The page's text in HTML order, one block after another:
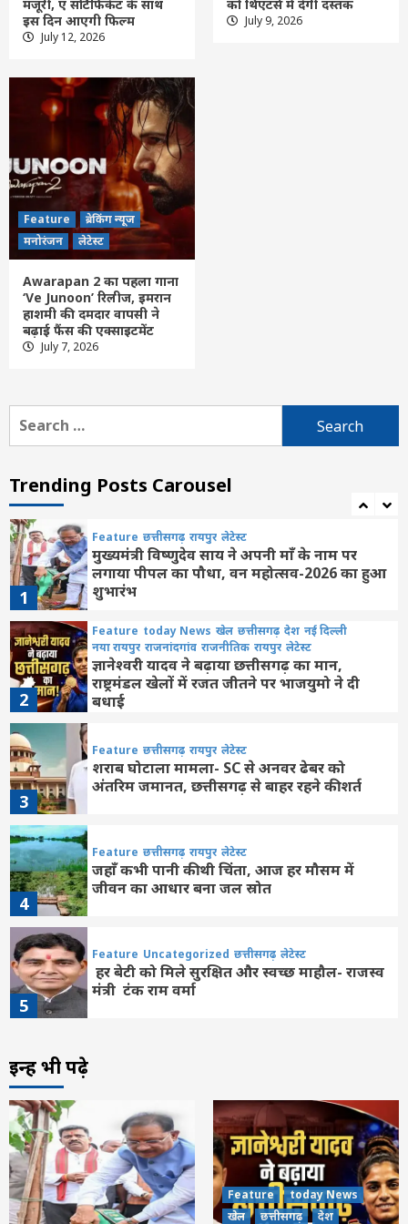
मंजूरी, ए सर्टिफिकेट के साथ
इस दिन आएगी फिल्म
July 12, 2026
को थिएटर्स में देगी दस्तक
July 9, 2026
Feature
ब्रेकिंग न्यूज
मनोरंजन
लेटेस्ट
Awarapan 2 का पहला गाना
‘Ve Junoon’ रिलीज, इमरान
हाशमी की दमदार वापसी ने
बढ़ाई फैंस की एक्साइटमेंट
July 7, 2026
Search
for:
Trending Posts Carousel
Feature
4
Feature छत्तीसगढ़ रायपुर
जहाँ कभी पानी की थी चिंता, आज हर मौसम में
जीवन का आधार बना जल स्रोत
5
Feature Uncategorized
हर बेटी को मिले सुरक्षित और स्वच्छ माहौल- राजस्व
मंत्री टंक राम वर्मा
Feature
7
Feature छत्तीसगढ़ लेटेस्ट
में छत्तीसगढ़ राष्ट्रीय स्तर पर पहले स्थान पर
1
Feature छत्तीसगढ़ रायपुर लेटेस्ट
मुख्यमंत्री विष्णुदेव साय ने अपनी माँ के नाम पर
लगाया पीपल का पौधा, वन महोत्सव-2026 का हुआ
शुभारंभ
2
Feature today News खेल छत्तीसगढ़ देश नई दिल्ली
नया रायपुर राजनांदगांव राजनीतिक रायपुर लेटेस्ट
ज्ञानेश्वरी यादव ने बढ़ाया छत्तीसगढ़ का मान,
राष्ट्रमंडल खेलों में रजत जीतने पर भाजयुमो ने दी
बधाई
3
Feature छत्तीसगढ़ रायपुर लेटेस्ट
शराब घोटाला मामला- SC से अनवर ढेबर को
अंतरिम जमानत, छत्तीसगढ़ से बाहर रहने की शर्त
4
Feature छत्तीसगढ़ रायपुर लेटेस्ट
जहाँ कभी पानी की थी चिंता, आज हर मौसम में
जीवन का आधार बना जल स्रोत
5
Feature Uncategorized छत्तीसगढ़ लेटेस्ट
हर बेटी को मिले सुरक्षित और स्वच्छ माहौल- राजस्व
मंत्री टंक राम वर्मा
6
7
Feature छत्तीसगढ़ लेटेस्ट
सशक्त बचपन, समृद्ध छत्तीसगढ़ : पोषण पखवाड़ा
में छत्तीसगढ़ राष्ट्रीय स्तर पर पहले स्थान पर
इन्हें भी पढ़े
Feature
today News
खेल
छत्तीसगढ़
देश